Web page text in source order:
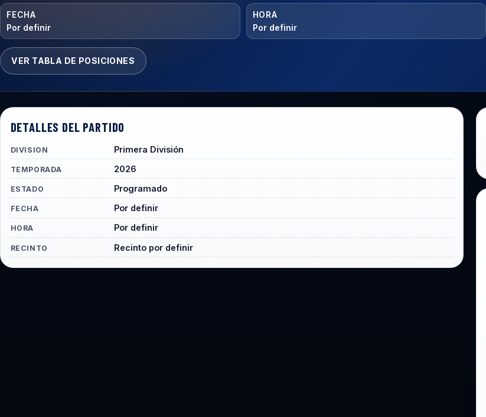
FECHA
Por definir
HORA
Por definir
VER TABLA DE POSICIONES
DETALLES DEL PARTIDO
DIVISION Primera División
TEMPORADA 2026
ESTADO Programado
FECHA Por definir
HORA Por definir
RECINTO Recinto por definir